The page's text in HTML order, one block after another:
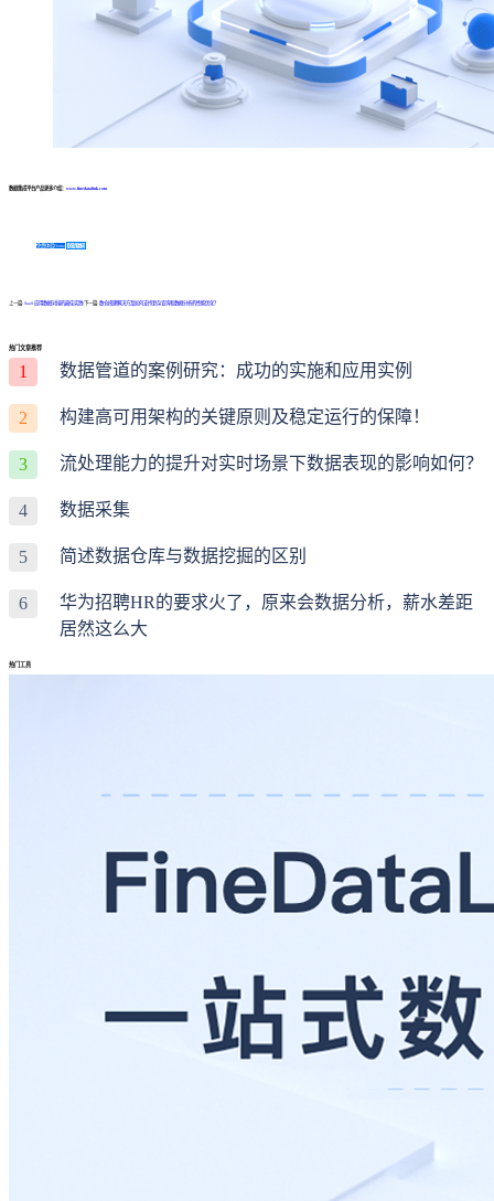
数据集成平台产品更多介绍： www.finedatalink.com
免费体验Demo 咨询方案
上一篇: SaaS 应用数据对接的最佳实践!下一篇: 数仓搭建解决方案如何支持复杂查询和数据分析的性能优化？
热门文章推荐
1 数据管道的案例研究：成功的实施和应用实例
2 构建高可用架构的关键原则及稳定运行的保障！
3 流处理能力的提升对实时场景下数据表现的影响如何？
4 数据采集
5 简述数据仓库与数据挖掘的区别
6
华为招聘HR的要求火了，原来会数据分析，薪水差距
居然这么大
热门工具